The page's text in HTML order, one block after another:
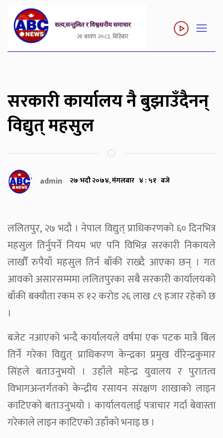
२१ श्रावण २०८३, बिहिबार
सरकारी कार्यालय नै बुझाउँदैनन्
विद्युत् महसुल
admin २७ भदौ २०७४, मंगलबार ४ : ५१ बजे
ललितपुर, २७ भदौ । नेपाल विद्युत् प्राधिकरणको ६० दिनभित्र
महसुल तिर्नुपर्ने नियम भए पनि विभिन्न सरकारी निकायले
लाखौँं रुपैयाँ महसुल तिर्न बाँकी राख्दै आएका छन् । गत
आवको असारसम्ममा ललितपुरका सबै सरकारी कार्यालयको
बाँकी बक्यौता रकम रु १२ करोड २६ लाख ८९ हजार रहेको छ
।
बजेट नआएको भन्दै कार्यालयले वर्षमा एक पटक मात्रै बिल
तिर्ने गरेका विद्युत् प्राधिकरण केन्द्रका प्रमुख वीरेन्द्रकुमार
सिंहले बताउनुभयो । उहाँले महेन्द्र युवालय र पुरातत्व
विभागअन्तर्गतको केन्द्रीय रसायन संरक्षण शाखाको लाइन
काटिएको बताउनुभयो । कार्यालयलाई पत्राचार गर्दा बेवास्ता
गरेकाले लाइन काटिएको उहाँको भनाइ छ ।